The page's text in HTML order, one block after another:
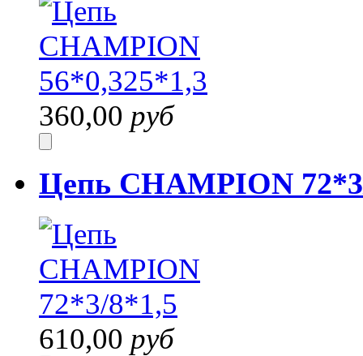
360,00 руб
Цепь CHAMPION
610,00 руб